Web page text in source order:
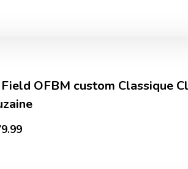
OFBM custom Classique